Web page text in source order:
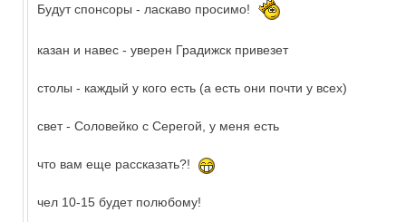
Будут спонсоры - ласкаво просимо!
казан и навес - уверен Градижск привезет
столы - каждый у кого есть (а есть они почти у всех)
свет - Соловейко с Серегой, у меня есть
что вам еще рассказать?!
чел 10-15 будет полюбому!